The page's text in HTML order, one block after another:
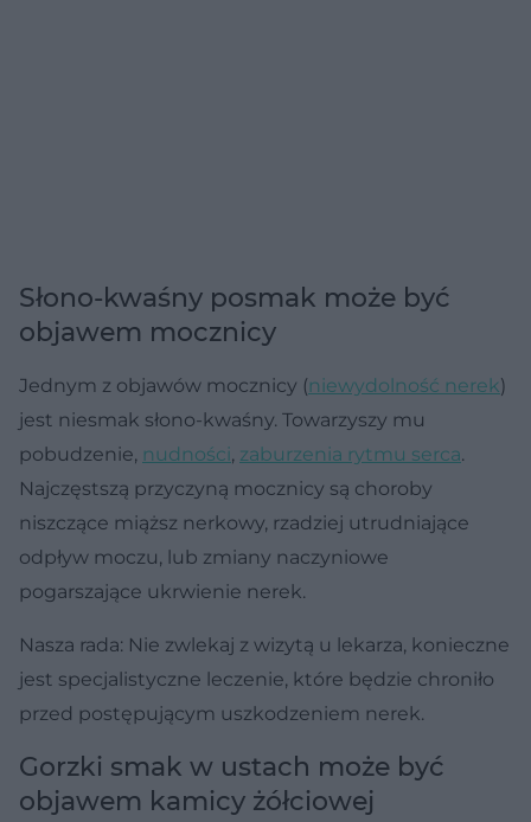
Słono-kwaśny posmak może być
objawem mocznicy
Jednym z objawów mocznicy (niewydolność nerek)
jest niesmak słono-kwaśny. Towarzyszy mu
pobudzenie, nudności, zaburzenia rytmu serca.
Najczęstszą przyczyną mocznicy są choroby
niszczące miąższ nerkowy, rzadziej utrudniające
odpływ moczu, lub zmiany naczyniowe
pogarszające ukrwienie nerek.
Nasza rada: Nie zwlekaj z wizytą u lekarza, konieczne
jest specjalistyczne leczenie, które będzie chroniło
przed postępującym uszkodzeniem nerek.
Gorzki smak w ustach może być
objawem kamicy żółciowej